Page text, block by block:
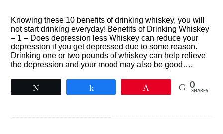
Knowing these 10 benefits of drinking whiskey, you will
not start drinking everyday! Benefits of Drinking Whiskey
– 1 – Does depression less Whiskey can reduce your
depression if you get depressed due to some reason.
Drinking one or two pounds of whiskey can help relieve
the depression and your mood may also be good….
0
SHARES